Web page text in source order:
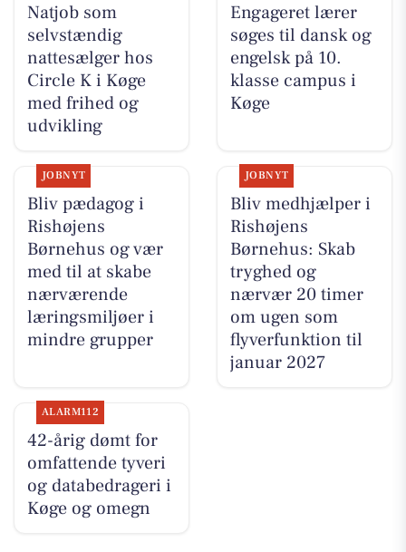
Natjob som
selvstændig
nattesælger hos
Circle K i Køge
med frihed og
udvikling
Engageret lærer
søges til dansk og
engelsk på 10.
klasse campus i
Køge
JOBNYT
Bliv pædagog i
Rishøjens
Børnehus og vær
med til at skabe
nærværende
læringsmiljøer i
mindre grupper
JOBNYT
Bliv medhjælper i
Rishøjens
Børnehus: Skab
tryghed og
nærvær 20 timer
om ugen som
flyverfunktion til
januar 2027
ALARM112
42-årig dømt for
omfattende tyveri
og databedrageri i
Køge og omegn